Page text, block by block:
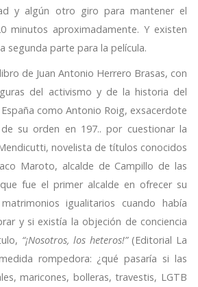
y algún otro giro para mantener el
minutos aproximadamente. Y existen
segunda parte para la película.
de Juan Antonio Herrero Brasas, con
del activismo y de la historia del
como Antonio Roig, exsacerdote
su orden en 197.. por cuestionar la
novelista de títulos conocidos
Maroto, alcalde de Campillo de las
que fue el primer alcalde en ofrecer su
igualitarios cuando había
y si existía la objeción de conciencia
“¡Nosotros, los heteros!”(Editorial La
rompedora: ¿qué pasaría si las
maricones, bolleras, travestis, LGTB